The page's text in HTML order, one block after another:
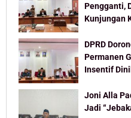
Pengganti,
Kunjungan
DPRD
Permanen
Insentif
Joni Alla
Jadi